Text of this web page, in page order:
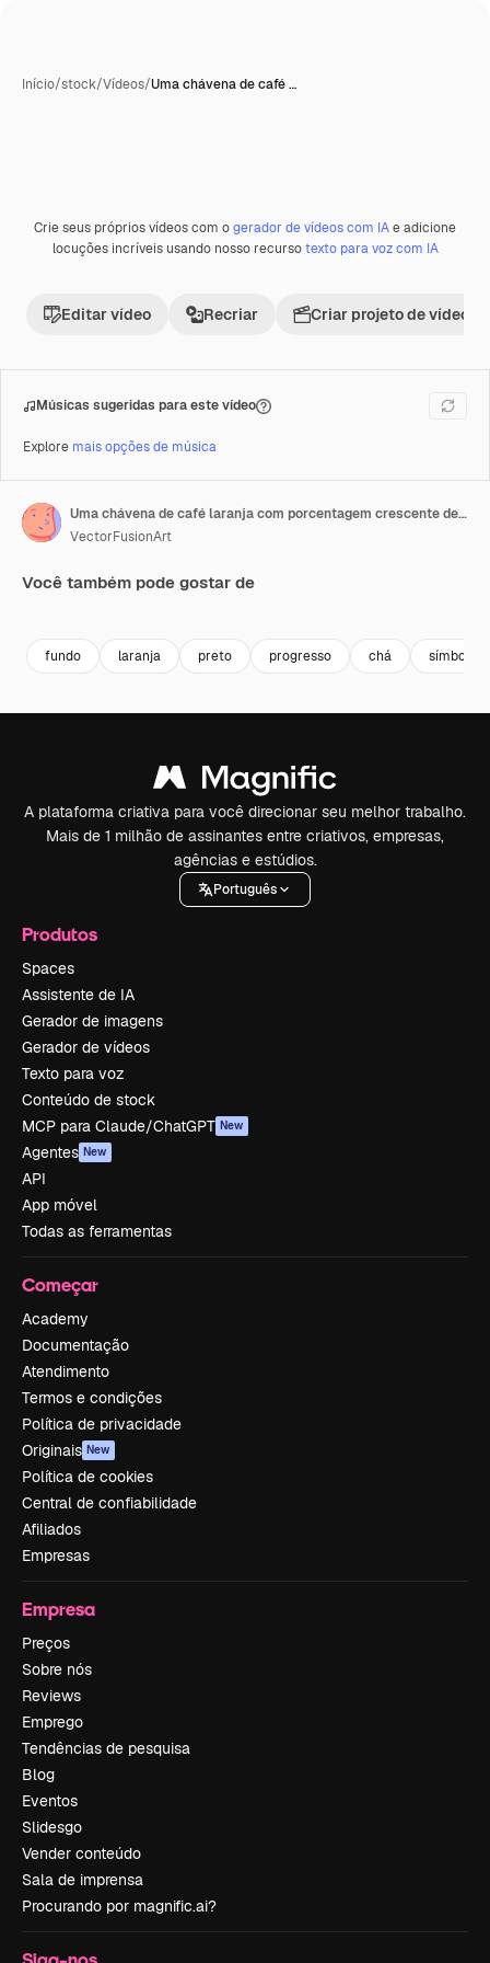
Início/stock/Vídeos/Uma chávena de café …
PremiumGerada com IA
Crie seus próprios vídeos com ogerador de vídeos com IAe adicione
locuções incríveis usando nosso recursotexto para voz com IA
Editar vídeo Recriar Criar projeto de vídeo
Músicas sugeridas para este vídeo
Explore mais opções de música
Uma chávena de café laranja com porcentagem crescente de 0% a 100%
VectorFusionArt
Você também pode gostar de
fundo laranja preto progresso chá símbolo
A plataforma criativa para você direcionar seu melhor trabalho.
Mais de 1 milhão de assinantes entre criativos, empresas,
agências e estúdios.
Português
Produtos
Spaces
Assistente de IA
Gerador de imagens
Gerador de vídeos
Texto para voz
Conteúdo de stock
MCP para Claude/ChatGPT New
Agentes New
API
App móvel
Todas as ferramentas
Começar
Academy
Documentação
Atendimento
Termos e condições
Política de privacidade
Originais New
Política de cookies
Central de confiabilidade
Afiliados
Empresas
Empresa
Preços
Sobre nós
Reviews
Emprego
Tendências de pesquisa
Blog
Eventos
Slidesgo
Vender conteúdo
Sala de imprensa
Procurando por magnific.ai?